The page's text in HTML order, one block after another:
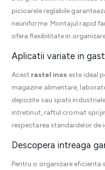
picioarele reglabile
neuniforme. Montajul rapid
ofera flexibilitate in
Aplicatii variate in
Acest rastel inox este ideal
magazine alimentare,
depozite sau spatii
intretinut, raftul cromat
respectarea standardelor de
Descopera intreaga
Pentru o organizare eficienta